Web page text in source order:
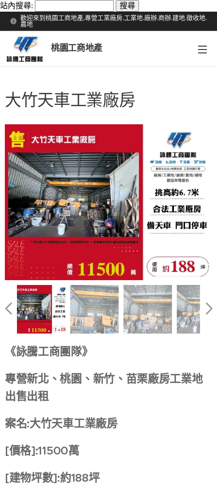
站內搜尋:
歡迎來到桃園工商地產,專營工業廠房.工業地.廠辦.商辦.建地.徵收地.
農地
桃園工商地產
大竹天車工業廠房
《詠騰工商團隊》
專營新北、桃園、新竹、苗栗廠房工業地
出售出租
案名:大竹天車工業廠房
[價格]:11500萬
[建物坪數]:約188坪